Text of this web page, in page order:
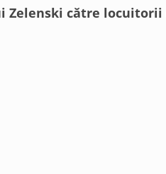
către locuitorii